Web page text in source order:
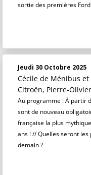
sortie des premières
Jeudi 30 Octobre 2025
Cécile de Ménibus
Citroën, Pierre-
Au programme : À partir
sont de nouveau
française la plus
ans ! // Quelles seront
demain ?